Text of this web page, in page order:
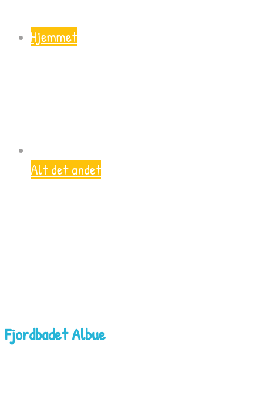
Hjemmet
Alt det andet
Fjordbadet Albue